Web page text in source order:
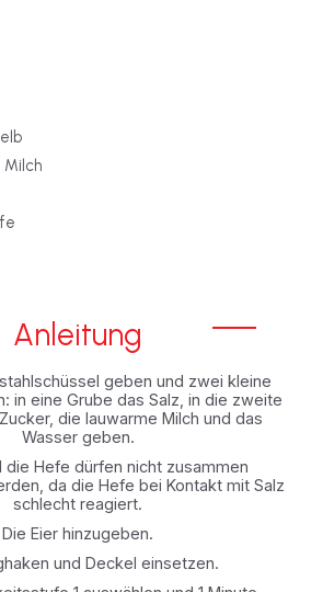
Milch
Anleitung
geben und zwei kleine
in eine Grube das Salz, in die zweite
die lauwarme Milch und das
Wasser geben.
die Hefe dürfen nicht zusammen
da die Hefe bei Kontakt mit Salz
schlecht reagiert.
Die Eier hinzugeben.
und Deckel einsetzen.